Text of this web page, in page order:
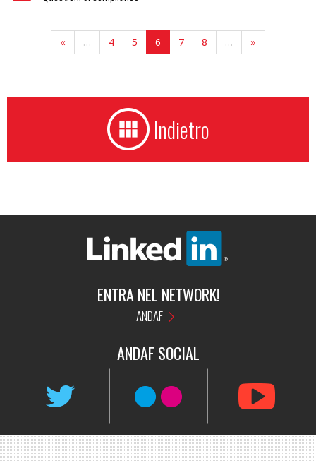
« … 4 5 6 7 8 … »
Indietro
ENTRA NEL NETWORK!
ANDAF
ANDAF SOCIAL